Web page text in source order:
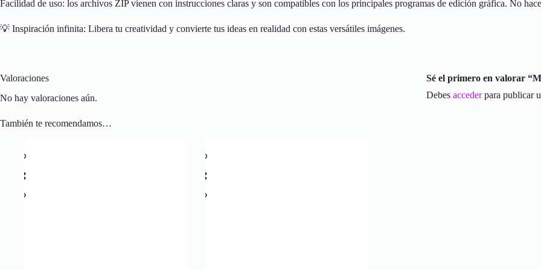
Facilidad de uso: los archivos ZIP vienen con instrucciones claras y son compatibles con los principales programas de edición gráfica. No
💡 Inspiración infinita: Libera tu creatividad y convierte tus ideas en realidad con estas versátiles imágenes.
Valoraciones
No hay valoraciones aún.
Sé el primero en valorar
Debes accederpara publicar
También te recomendamos…